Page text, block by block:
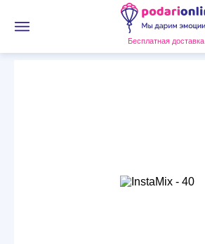
Бесплатная доставка